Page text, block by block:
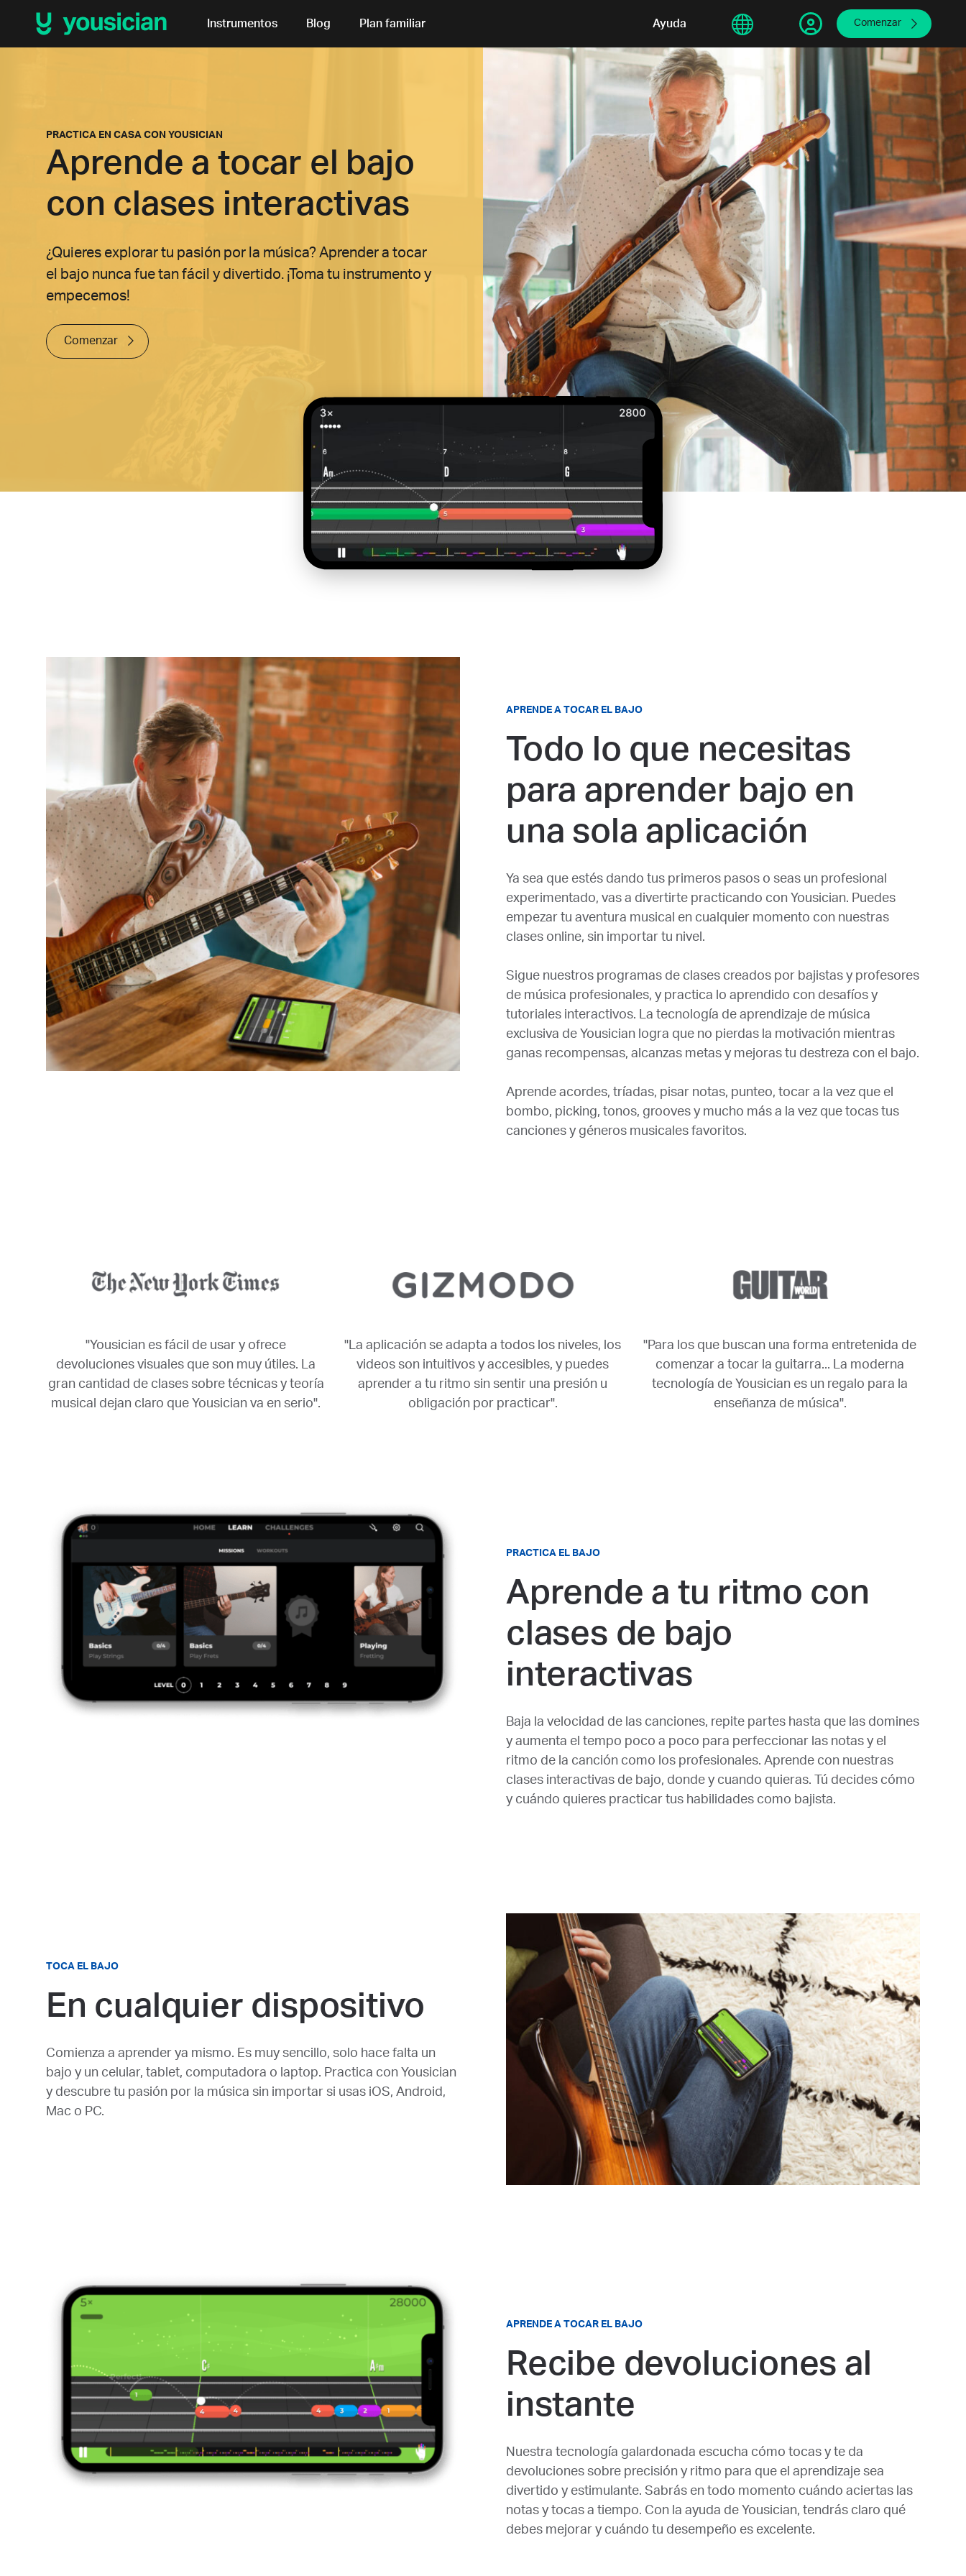
Instrumentos Blog Plan familiar Ayuda sphere
繁體中文 Comenzar
PRACTICA EN CASA CON YOUSICIAN
Aprende a tocar el bajo
con clases interactivas
¿Quieres explorar tu pasión por la música? Aprender a tocar
el bajo nunca fue tan fácil y divertido. ¡Toma tu instrumento y
empecemos!
Comenzar
APRENDE A TOCAR EL BAJO
Todo lo que necesitas
para aprender bajo en
una sola aplicación
Ya sea que estés dando tus primeros pasos o seas un profesional
experimentado, vas a divertirte practicando con Yousician. Puedes
empezar tu aventura musical en cualquier momento con nuestras
clases online, sin importar tu nivel.
Sigue nuestros programas de clases creados por bajistas y profesores
de música profesionales, y practica lo aprendido con desafíos y
tutoriales interactivos. La tecnología de aprendizaje de música
exclusiva de Yousician logra que no pierdas la motivación mientras
ganas recompensas, alcanzas metas y mejoras tu destreza con el bajo.
Aprende acordes, tríadas, pisar notas, punteo, tocar a la vez que el
bombo, picking, tonos, grooves y mucho más a la vez que tocas tus
canciones y géneros musicales favoritos.
"Yousician es fácil de usar y ofrece
devoluciones visuales que son muy útiles. La
gran cantidad de clases sobre técnicas y teoría
musical dejan claro que Yousician va en serio".
"La aplicación se adapta a todos los niveles, los
videos son intuitivos y accesibles, y puedes
aprender a tu ritmo sin sentir una presión u
obligación por practicar".
"Para los que buscan una forma entretenida de
comenzar a tocar la guitarra... La moderna
tecnología de Yousician es un regalo para la
enseñanza de música".
PRACTICA EL BAJO
Aprende a tu ritmo con
clases de bajo
interactivas
Baja la velocidad de las canciones, repite partes hasta que las domines
y aumenta el tempo poco a poco para perfeccionar las notas y el
ritmo de la canción como los profesionales. Aprende con nuestras
clases interactivas de bajo, donde y cuando quieras. Tú decides cómo
y cuándo quieres practicar tus habilidades como bajista.
TOCA EL BAJO
En cualquier dispositivo
Comienza a aprender ya mismo. Es muy sencillo, solo hace falta un
bajo y un celular, tablet, computadora o laptop. Practica con Yousician
y descubre tu pasión por la música sin importar si usas iOS, Android,
Mac o PC.
APRENDE A TOCAR EL BAJO
Recibe devoluciones al
instante
Nuestra tecnología galardonada escucha cómo tocas y te da
devoluciones sobre precisión y ritmo para que el aprendizaje sea
divertido y estimulante. Sabrás en todo momento cuándo aciertas las
notas y tocas a tiempo. Con la ayuda de Yousician, tendrás claro qué
debes mejorar y cuándo tu desempeño es excelente.